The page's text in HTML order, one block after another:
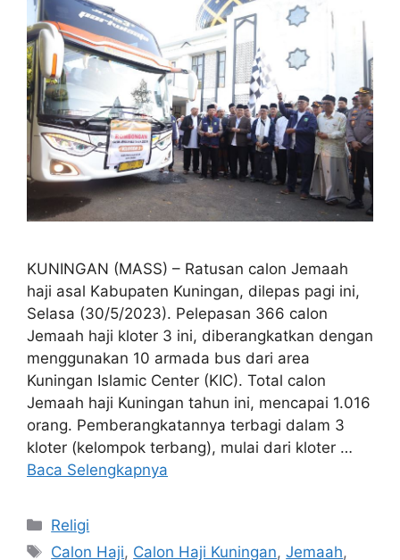
KUNINGAN (MASS) – Ratusan calon Jemaah
haji asal Kabupaten Kuningan, dilepas pagi ini,
Selasa (30/5/2023). Pelepasan 366 calon
Jemaah haji kloter 3 ini, diberangkatkan dengan
menggunakan 10 armada bus dari area
Kuningan Islamic Center (KIC). Total calon
Jemaah haji Kuningan tahun ini, mencapai 1.016
orang. Pemberangkatannya terbagi dalam 3
kloter (kelompok terbang), mulai dari kloter …
Baca Selengkapnya
Kategori
Religi
Tag
Calon Haji, Calon Haji Kuningan,Jemaah,